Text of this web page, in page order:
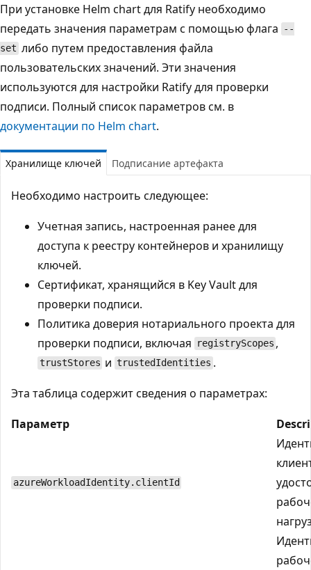
При установке Helm chart для Ratify необходимо
передать значения параметрам с помощью флага
--
set либо путем предоставления файла
пользовательских значений. Эти значения
используются для настройки Ratify для проверки
подписи. Полный список параметров см. в
документации по Helm chart.
Хранилище ключей Подписание артефакта
Необходимо настроить следующее:
Учетная запись, настроенная ранее для
доступа к реестру контейнеров и хранилищу
ключей.
Сертификат, хранящийся в Key Vault для
проверки подписи.
Политика доверия нотариального проекта для
проверки подписи, включая
registryScopes ,
trustStores и trustedIdentities .
Эта таблица содержит сведения о параметрах:
Параметр
azureWorkloadIdentity.clientId